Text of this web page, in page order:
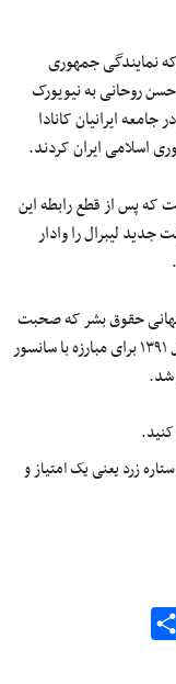
در ضیافت شامی که نمایندگی جمهوری
روحانی به نیویورک
ایرانیان کانادا
اسلامی ایران کردند.
که پس از قطع رابطه این
لیبرال را وادار
جهانی حقوق بشر که صحبت
از آزادی بیان می‌کند گرفته است. این سازمان در سال ۱۳۹۱ برای مبارزه با سانسور
شد.
زرد یعنی یک امتیاز و